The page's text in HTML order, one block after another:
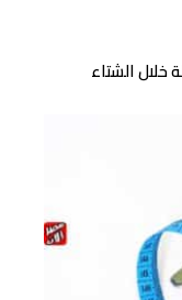
الشتاء